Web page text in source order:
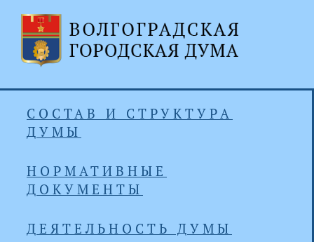
СОСТАВ И СТРУКТУРА
ДУМЫ
НОРМАТИВНЫЕ
ДОКУМЕНТЫ
ДЕЯТЕЛЬНОСТЬ ДУМЫ